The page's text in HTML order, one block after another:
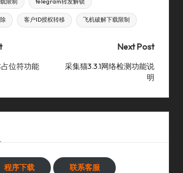
客户ID授权转移 飞机破解下载限制
占位符功能
Next Post
采集猫3.3.1网络检测功能说
明
程序下载 联系客服